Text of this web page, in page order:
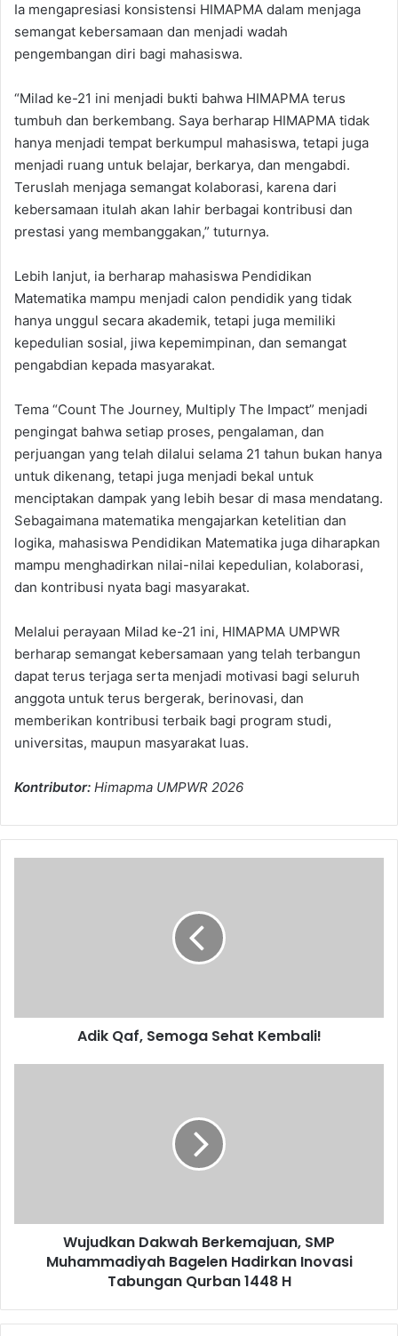
Ia mengapresiasi konsistensi HIMAPMA dalam menjaga
semangat kebersamaan dan menjadi wadah
pengembangan diri bagi mahasiswa.
“Milad ke-21 ini menjadi bukti bahwa HIMAPMA terus
tumbuh dan berkembang. Saya berharap HIMAPMA tidak
hanya menjadi tempat berkumpul mahasiswa, tetapi juga
menjadi ruang untuk belajar, berkarya, dan mengabdi.
Teruslah menjaga semangat kolaborasi, karena dari
kebersamaan itulah akan lahir berbagai kontribusi dan
prestasi yang membanggakan,” tuturnya.
Lebih lanjut, ia berharap mahasiswa Pendidikan
Matematika mampu menjadi calon pendidik yang tidak
hanya unggul secara akademik, tetapi juga memiliki
kepedulian sosial, jiwa kepemimpinan, dan semangat
pengabdian kepada masyarakat.
Tema “Count The Journey, Multiply The Impact” menjadi
pengingat bahwa setiap proses, pengalaman, dan
perjuangan yang telah dilalui selama 21 tahun bukan hanya
untuk dikenang, tetapi juga menjadi bekal untuk
menciptakan dampak yang lebih besar di masa mendatang.
Sebagaimana matematika mengajarkan ketelitian dan
logika, mahasiswa Pendidikan Matematika juga diharapkan
mampu menghadirkan nilai-nilai kepedulian, kolaborasi,
dan kontribusi nyata bagi masyarakat.
Melalui perayaan Milad ke-21 ini, HIMAPMA UMPWR
berharap semangat kebersamaan yang telah terbangun
dapat terus terjaga serta menjadi motivasi bagi seluruh
anggota untuk terus bergerak, berinovasi, dan
memberikan kontribusi terbaik bagi program studi,
universitas, maupun masyarakat luas.
Kontributor: Himapma UMPWR 2026
Adik Qaf, Semoga Sehat Kembali!
Tabungan
Wujudkan Dakwah Berkemajuan, SMP
Muhammadiyah Bagelen Hadirkan Inovasi
Tabungan Qurban 1448 H